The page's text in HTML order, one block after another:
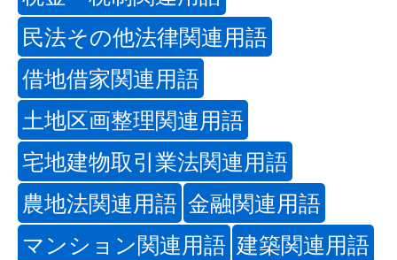
民法その他法律関連用語
借地借家関連用語
土地区画整理関連用語
宅地建物取引業法関連用語
農地法関連用語 金融関連用語
マンション関連用語 建築関連用語